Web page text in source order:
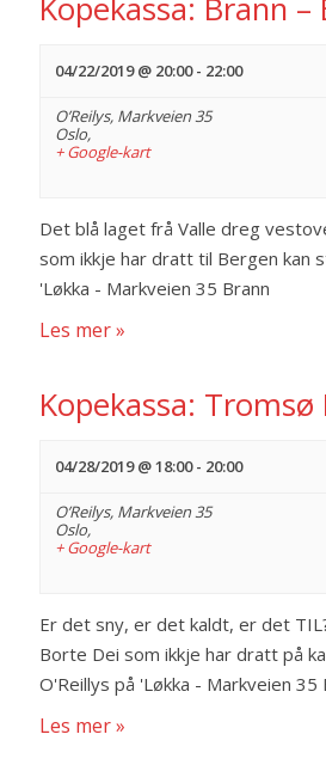
e
w
s
N
a
v
i
a
o
n
o
n
Kopekassa: Brann –
04/22/2019 @ 20:00- 22:00
O’Reilys, Markveien 35
Oslo,
+ Google-kart
Det blå laget frå Valle dreg
som ikkje har dratt til Bergen kan
'Løkka - Markveien 35 Brann
Les mer »
Kopekassa: Tromsø
04/28/2019 @ 18:00- 20:00
O’Reilys, Markveien 35
Oslo,
+ Google-kart
Er det sny, er det kaldt, er det
Borte Dei som ikkje har dratt på
O'Reillys på 'Løkka - Markveien 35
Les mer »